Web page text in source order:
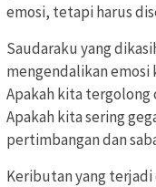
emosi, tetapi harus
Saudaraku yang
mengendalikan emosi
Apakah kita tergolong
Apakah kita sering
pertimbangan dan
Keributan yang